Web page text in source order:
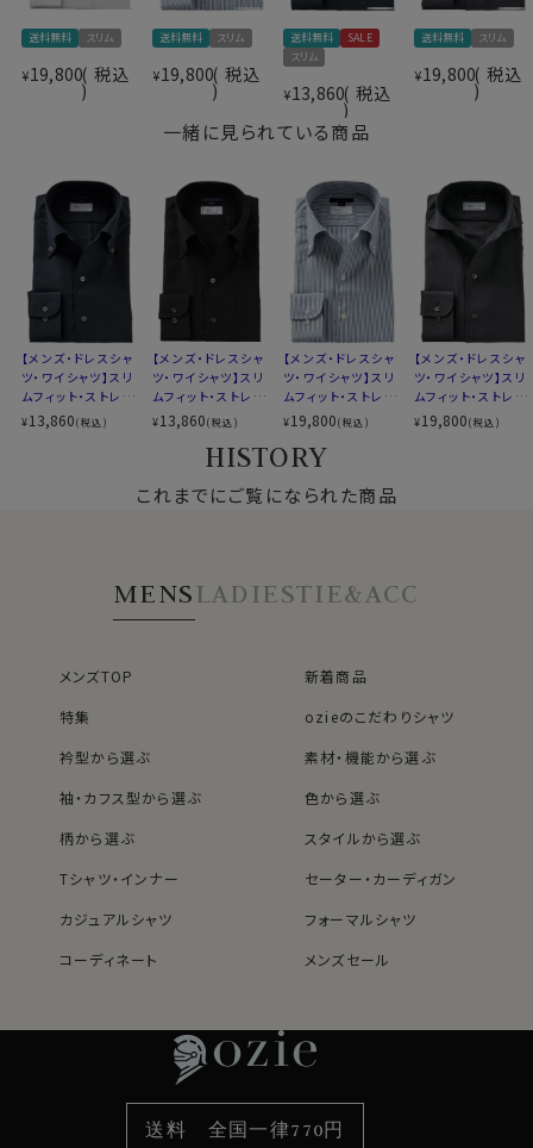
・家庭洗濯推奨～ウオッシャブルウール
本来ウールは水洗いをすると縮んだり風合いが変わって
しまうことがあるので水洗いは基本厳禁です。
しかしREDA
TIVEはREDA独自の防縮加工を施
すことにより、ご家庭の洗濯機で普通に水洗いができま
く落ちやすい為、つけおき洗いでも十分です。）
・防しわ性
REDA
60701s
TIVEには形態安定加工を施しているわけ
ではありませんが、非常に強力な防しわ性能があります。
ネットに入れて洗濯後すぐにハンギングして干せばシワが
勝手に伸びます。
アイロンがけはほぼ不要のレベルです。（シワの出方につ
いて、許容範囲は個人差があります。ご了承下さい。）
ソフトながらハリ・コシがあってウオッシャブルである
TIVEの特性と、繊維に弾力や回復力があ
るウールがもつそもそもの特性がミックスされて、強力な
防しわ性を実現しています。
加工で抗菌消臭を施しているのではなく、ウール特性で
を吸収する力を持っています。
皮膚に近いワイシャツにはこの効果は絶大です。
またウールは特性として防汚性を持っているので、汚れ
・オールシーズン用の温度調整～吸湿性・通気性・断熱性
が高い
る特性があります。
ウールは綿の2倍の吸水力があります。
さらに、ウールは吸水された水分を上手に蒸発・発散させ
る特性も持っています。
と快適に着用できます。
仕様表
wool／メリノウール100%
（SUPER120’ｓ・80番手双糸）
Reda Active Tropical
形態安定加工ではありません）
ウオッシャブル・防しわ・ストレッチ
素材名
平織
衿型
イタリアンカラー（ワンピースカラー）
ボタンダウン
第一ボタンあり
キーパー なし
前立て
裏前立て
後身頃
バックダーツ入り
ポケット ポケットなし
ラウンドカット
後4.2cm
S-37～4L-47cm
全9サイズ
生産国
洗濯
洗濯ネットに入れた上ご家庭洗濯を推奨（クリ
▼スポット商品につき再入荷はございませんのでご了承
送料無料 スリム
¥19,800 税込
送料無料 スリム
¥19,800 税込
送料無料
SALE
スリム
¥13,860 税込
送料無料 スリム
¥19,800 税込
一緒に見られている商品
【メンズ・ドレスシャ
ツ・ワイシャツ】スリ
ムフィット・ストレッ
チ・メリノウール・イ
タリア製生地・イー
¥13,860(税込)
【メンズ・ドレスシャ
ツ・ワイシャツ】スリ
ムフィット・ストレッ
チ・メリノウール・イ
タリア製生地・イー
ジーケア・イタリア
ンカラー・ボタンダ
ウン・第一ボタンあ
り・ポケット無し・SA
¥13,860(税込)
【メンズ・ドレスシャ
ツ・ワイシャツ】スリ
ムフィット・ストレッ
チ・メリノウール・イ
タリア製生地・イー
ジーケア・イタリア
ンカラー・ボタンダ
ウン・第一ボタンあ
り・ポケット無し
¥19,800(税込)
【メンズ・ドレスシャ
ツ・ワイシャツ】スリ
ムフィット・ストレッ
チ・メリノウール・イ
タリア製生地・イー
¥19,800(税込)
HISTORY
これまでにご覧になられた商品
MENSLADIESTIE&ACC
メンズTOP
新着商品
特集
ozieのこだわりシャツ
衿型から選ぶ
素材・機能から選ぶ
袖・カフス型から選ぶ
色から選ぶ
柄から選ぶ
スタイルから選ぶ
Tシャツ・インナー
セーター・カーディガン
カジュアルシャツ
フォーマルシャツ
コーディネート
メンズセール
袖・カフス型から選ぶ
色から選ぶ
柄から選ぶ
スタイルから選ぶ
カジュアルシャツ
カフスボタン
サスペンダー
財布・名刺入れ
バッグ
送料 全国一律770円